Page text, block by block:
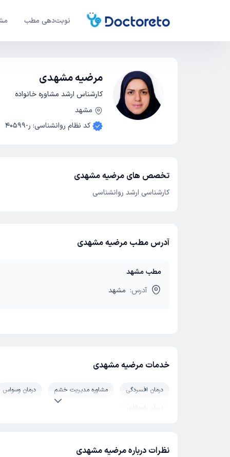
نوبت‌دهی مطب
مرضیه مشهدی
کارشناس ارشد مشاوره خانواده
مشهد
کد نظام روانشناسی: ر-40599
تخصص های مرضیه مشهدی
کارشناسی ارشد روانشناسی
آدرس مطب مرضیه مشهدی
مطب مشهد
آدرس: مشهد
خدمات مرضیه مشهدی
درمان افسردگی مشاوره مدیریت خشم
درمان وسواس
درمان خودآزاری
نظرات درباره مرضیه مشهدی